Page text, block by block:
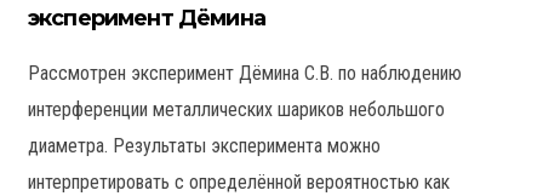
эксперимент Дёмина
Рассмотрен эксперимент Дёмина С.В. по наблюдению
интерференции металлических шариков небольшого
диаметра. Результаты эксперимента можно
интерпретировать с определённой вероятностью как